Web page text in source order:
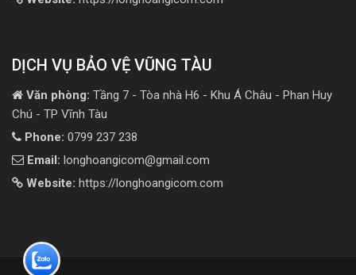
DỊCH VỤ BẢO VỆ VŨNG TÀU
Văn phòng: Tầng 7 - Tòa nhà H6 - Khu Á Châu - Phan Huy
Chú - TP Vĩnh Tàu
Phone: 0799 237 238
Email: longhoangicom@gmail.com
Website: https://longhoangicom.com